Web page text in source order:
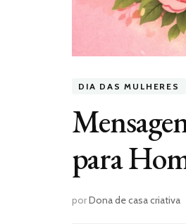
DIA DAS MULHERES
para
porDona de casa criativa